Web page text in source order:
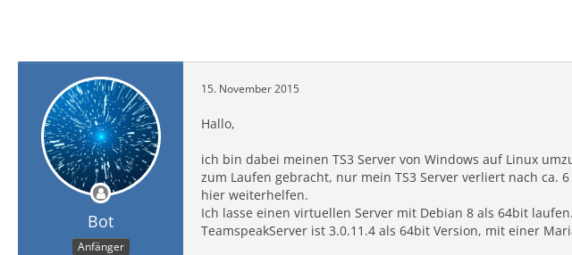
Bot
Anfänger
15. November 2015
Hallo,
ich bin dabei meinen TS3 Server von Windows auf Linux
zum Laufen gebracht, nur mein TS3 Server verliert nach
hier weiterhelfen.
Ich lasse einen virtuellen Server mit Debian 8 als 64bit
TeamspeakServer ist 3.0.11.4 als 64bit Version, mit einer